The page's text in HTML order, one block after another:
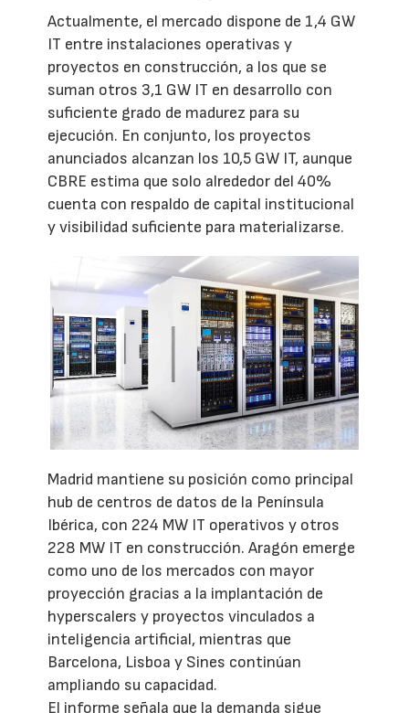
Actualmente, el mercado dispone de 1,4 GW
IT entre instalaciones operativas y
proyectos en construcción, a los que se
suman otros 3,1 GW IT en desarrollo con
suficiente grado de madurez para su
ejecución. En conjunto, los proyectos
anunciados alcanzan los 10,5 GW IT, aunque
CBRE estima que solo alrededor del 40%
cuenta con respaldo de capital institucional
y visibilidad suficiente para materializarse.
Madrid mantiene su posición como principal
hub de centros de datos de la Península
Ibérica, con 224 MW IT operativos y otros
228 MW IT en construcción. Aragón emerge
como uno de los mercados con mayor
proyección gracias a la implantación de
hyperscalers y proyectos vinculados a
inteligencia artificial, mientras que
Barcelona, Lisboa y Sines continúan
ampliando su capacidad.
El informe señala que la demanda sigue